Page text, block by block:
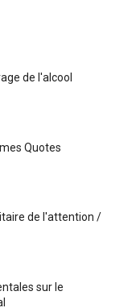
de l'alcool
Quotes
de l'attention /
sur le